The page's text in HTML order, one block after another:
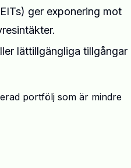
ger exponering mot
lättillgängliga tillgångar
portfölj som är mindre